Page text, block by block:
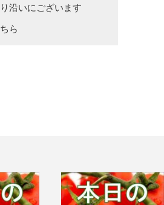
沿いにございます
ら